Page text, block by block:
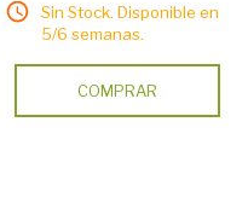
Sin Stock. Disponible en
5/6 semanas.
COMPRAR